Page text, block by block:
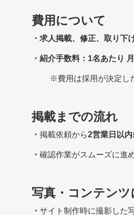
費用について
・求人掲載、修正、取り下
・紹介手数料：1名あたり
※費用は採用が決定し
掲載までの流れ
・ 掲載依頼から2営業日以内
・ 確認作業がスムーズに進め
写真・コンテンツ
・ サイト制作時に撮影した